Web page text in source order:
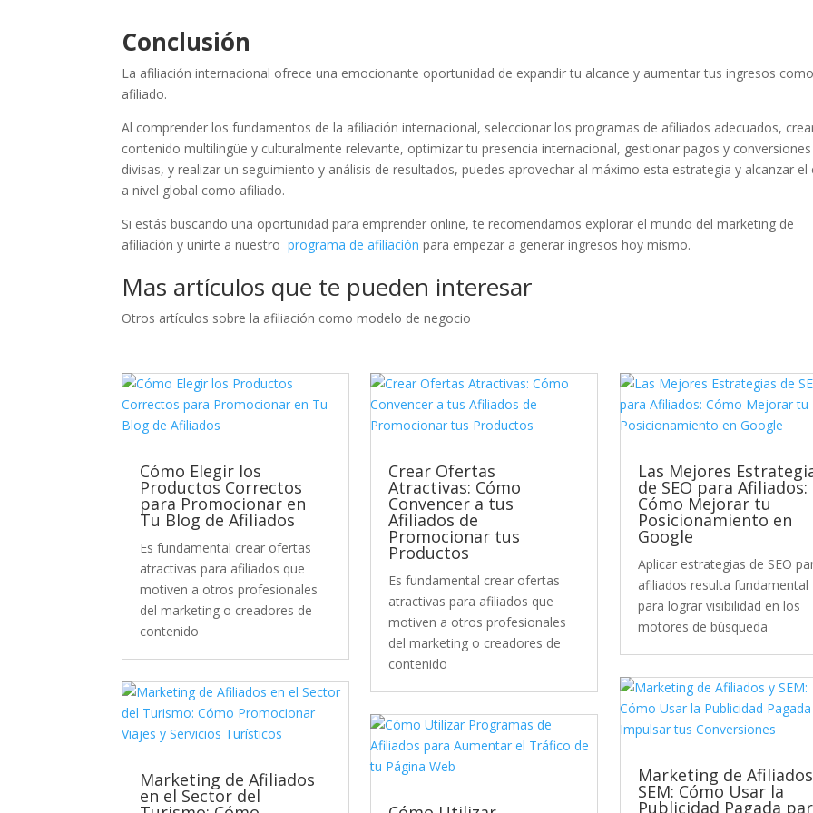
Conclusión
La afiliación internacional ofrece una emocionante oportunidad de expandir tu alcance y aumentar tus ingresos como
afiliado.
Al comprender los fundamentos de la afiliación internacional, seleccionar los programas de afiliados adecuados,
contenido multilingüe y culturalmente relevante, optimizar tu presencia internacional, gestionar pagos y conversiones
divisas, y realizar un seguimiento y análisis de resultados, puedes aprovechar al máximo esta estrategia y alcanzar el
a nivel global como afiliado.
Si estás buscando una oportunidad para emprender online, te recomendamos explorar el mundo del marketing de
afiliación y unirte a nuestro programa de afiliación para empezar a generar ingresos hoy mismo.
Mas artículos que te pueden interesar
Otros artículos sobre la afiliación como modelo de negocio
Cómo Elegir los
Productos Correctos
para Promocionar en
Tu Blog de Afiliados
Es fundamental crear ofertas
atractivas para afiliados que
motiven a otros profesionales
del marketing o creadores de
contenido
Marketing de Afiliados
en el Sector del
Crear Ofertas
Atractivas: Cómo
Convencer a tus
Afiliados de
Promocionar tus
Productos
Es fundamental crear ofertas
atractivas para afiliados que
motiven a otros profesionales
del marketing o creadores de
contenido
Las Mejores
de SEO para Afiliados:
Cómo Mejorar tu
Posicionamiento en
Google
Aplicar estrategias de SEO
afiliados resulta fundamental
para lograr visibilidad en los
motores de búsqueda
Marketing de
SEM: Cómo Usar la
Publicidad Pagada